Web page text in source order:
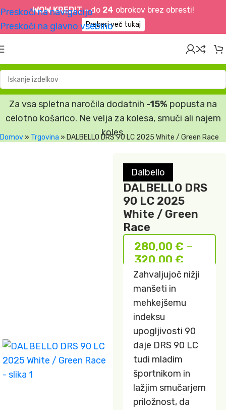
WOW KREDIT –do 24 obrokov brez obresti!
Preberi več tukaj
Preskoči na navigacijo
Preskoči na glavno vsebino
Za vsa spletna naročila dodatnih -15% popusta na
celotno košarico. Ne velja za kolesa, smuči ali najem
koles.
Domov » Trgovina » DALBELLO DRS 90 LC 2025 White / Green Race
Dalbello
DALBELLO DRS
90 LC 2025
White / Green
Race
280,00 € –
320,00 €
Zahvaljujoč nižji
manšeti in
mehkejšemu
indeksu
upogljivosti 90
daje DRS 90 LC
tudi mladim
športnikom in
lažjim smučarjem
priložnost, da